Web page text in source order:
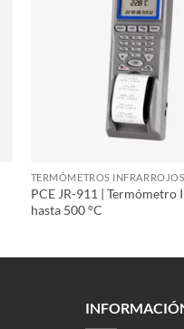
TERMÓMETROS INFRARROJOS
PCE JR-911 |
hasta 500 °C